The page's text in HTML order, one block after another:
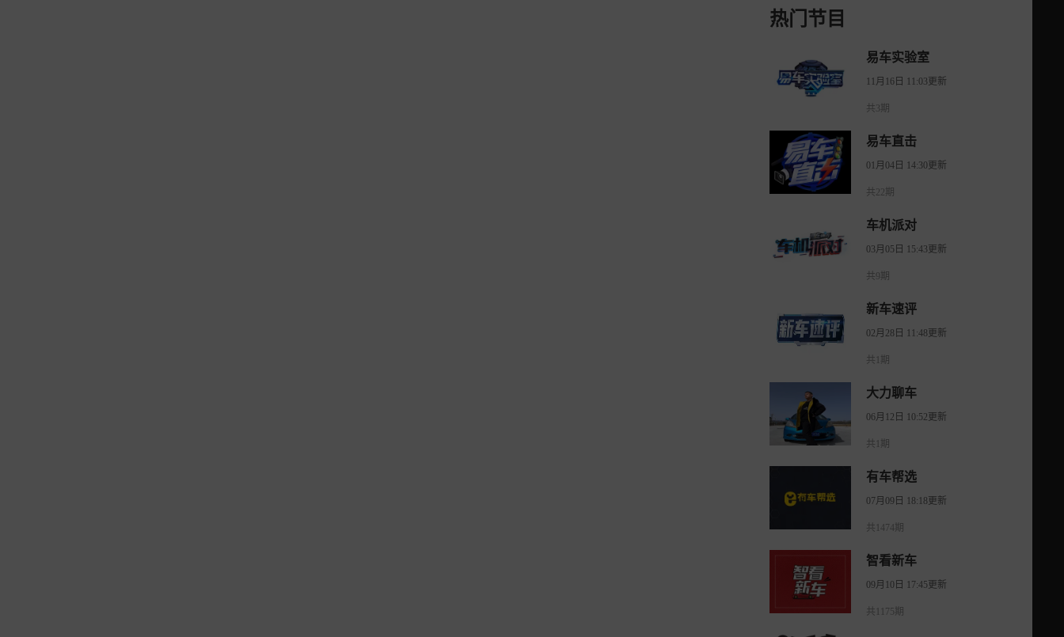
热门节目
易车实验室
11月16日 11:03更新
共3期
易车直击
01月04日 14:30更新
共22期
车机派对
03月05日 15:43更新
共9期
新车速评
02月28日 11:48更新
共1期
大力聊车
06月12日 10:52更新
共1期
有车帮选
07月09日 18:18更新
共1474期
智看新车
09月10日 17:45更新
共1175期